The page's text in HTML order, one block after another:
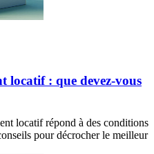
locatif : que devez-vous
locatif répond à des conditions
pour décrocher le meilleur